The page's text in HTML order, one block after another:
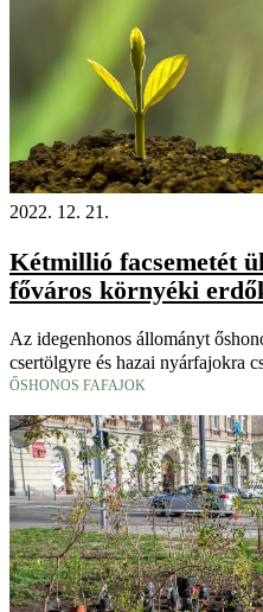
2022. 12. 21.
Kétmillió facsemetét
főváros környéki
Az idegenhonos állományt
csertölgyre és hazai nyárfajokra
ŐSHONOS FAFAJOK